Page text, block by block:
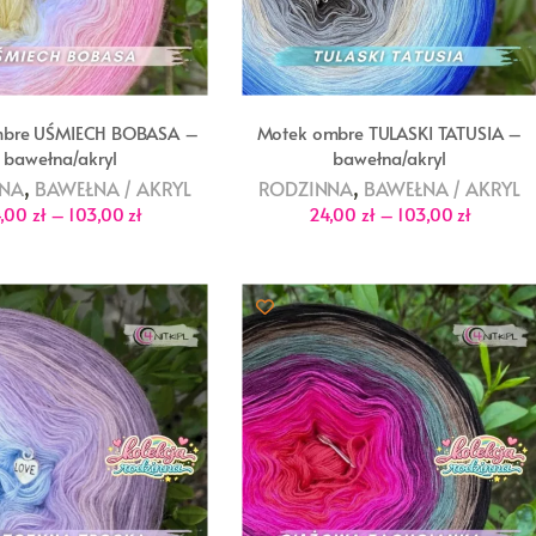
UŚMIECH BOBASA –
bawełna/akryl
, BAWEŁNA / AKRYL
zł – 103,00 złZakres
do
103,00 zł
Motek ombre TULASKI TATUSIA –
bawełna/akryl
RODZINNA, BAWEŁNA / AKRYL
24,00 zł – 103,00 złZakres
do
103,00